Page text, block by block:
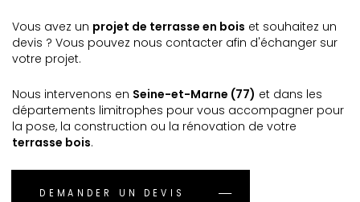
Vous avez un projet de terrasse en bois et souhaitez un
devis ? Vous pouvez nous contacter afin d'échanger sur
votre projet.
Nous intervenons en Seine-et-Marne (77) et dans les
départements limitrophes pour vous accompagner pour
la pose, la construction ou la rénovation de votre
terrasse bois.
DEMANDER UN DEVIS